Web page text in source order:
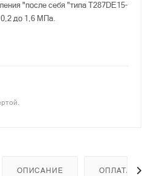
"после себя "типа T287DE15-
0,2 до 1,6 МПа.
ОПИСАНИЕ ОПЛАТА